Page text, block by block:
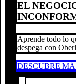
EL
Aprende todo lo
despega con
DESCUBRE